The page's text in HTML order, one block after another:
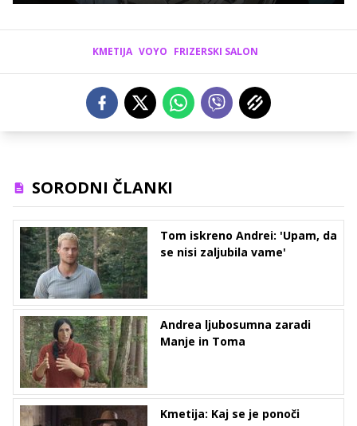
KMETIJA VOYO FRIZERSKI SALON
SORODNI ČLANKI
Tom iskreno Andrei: 'Upam, da
se nisi zaljubila vame'
Andrea ljubosumna zaradi
Manje in Toma
Kmetija: Kaj se je ponoči